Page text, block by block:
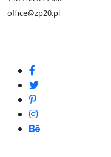
office@zp20.pl